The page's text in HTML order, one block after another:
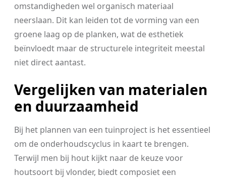
omstandigheden wel organisch materiaal
neerslaan. Dit kan leiden tot de vorming van een
groene laag op de planken, wat de esthetiek
beïnvloedt maar de structurele integriteit meestal
niet direct aantast.
Vergelijken van materialen
en duurzaamheid
Bij het plannen van een tuinproject is het essentieel
om de onderhoudscyclus in kaart te brengen.
Terwijl men bij hout kijkt naar de keuze voor
houtsoort bij vlonder, biedt composiet een